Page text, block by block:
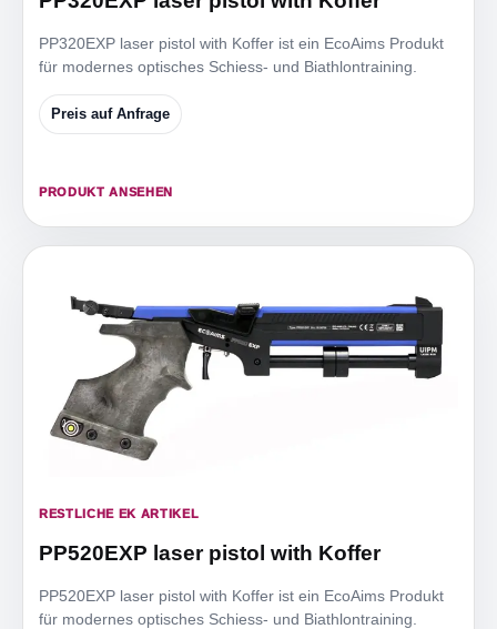
PP320EXP laser pistol with Koffer ist ein EcoAims Produkt
für modernes optisches Schiess- und Biathlontraining.
Preis auf Anfrage
PRODUKT ANSEHEN
RESTLICHE EK ARTIKEL
PP520EXP laser pistol with Koffer
PP520EXP laser pistol with Koffer ist ein EcoAims Produkt
für modernes optisches Schiess- und Biathlontraining.